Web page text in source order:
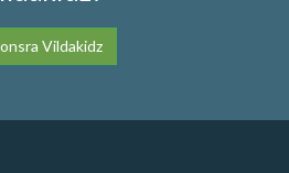
Vildakidz